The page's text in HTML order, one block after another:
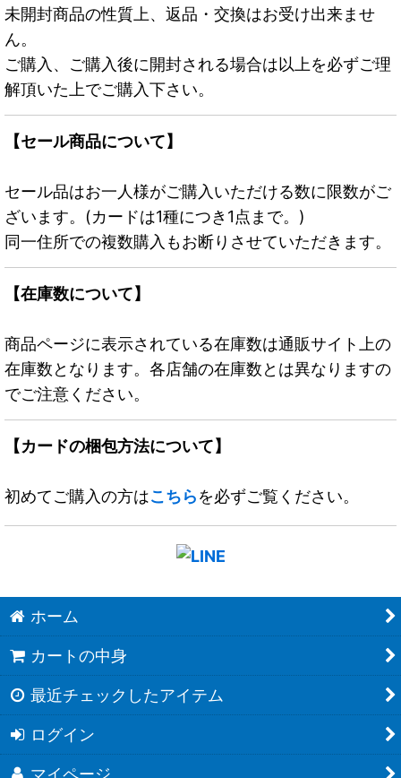
未開封商品の性質上、返品・交換はお受け出来ませ
ん。
ご購入、ご購入後に開封される場合は以上を必ずご理
解頂いた上でご購入下さい。
【セール商品について】
セール品はお一人様がご購入いただける数に限数がご
ざいます。(カードは1種につき1点まで。)
同一住所での複数購入もお断りさせていただきます。
【在庫数について】
商品ページに表示されている在庫数は通販サイト上の
在庫数となります。各店舗の在庫数とは異なりますの
でご注意ください。
【カードの梱包方法について】
初めてご購入の方はこちらを必ずご覧ください。
ホーム
カートの中身
最近チェックしたアイテム
ログイン
マイページ